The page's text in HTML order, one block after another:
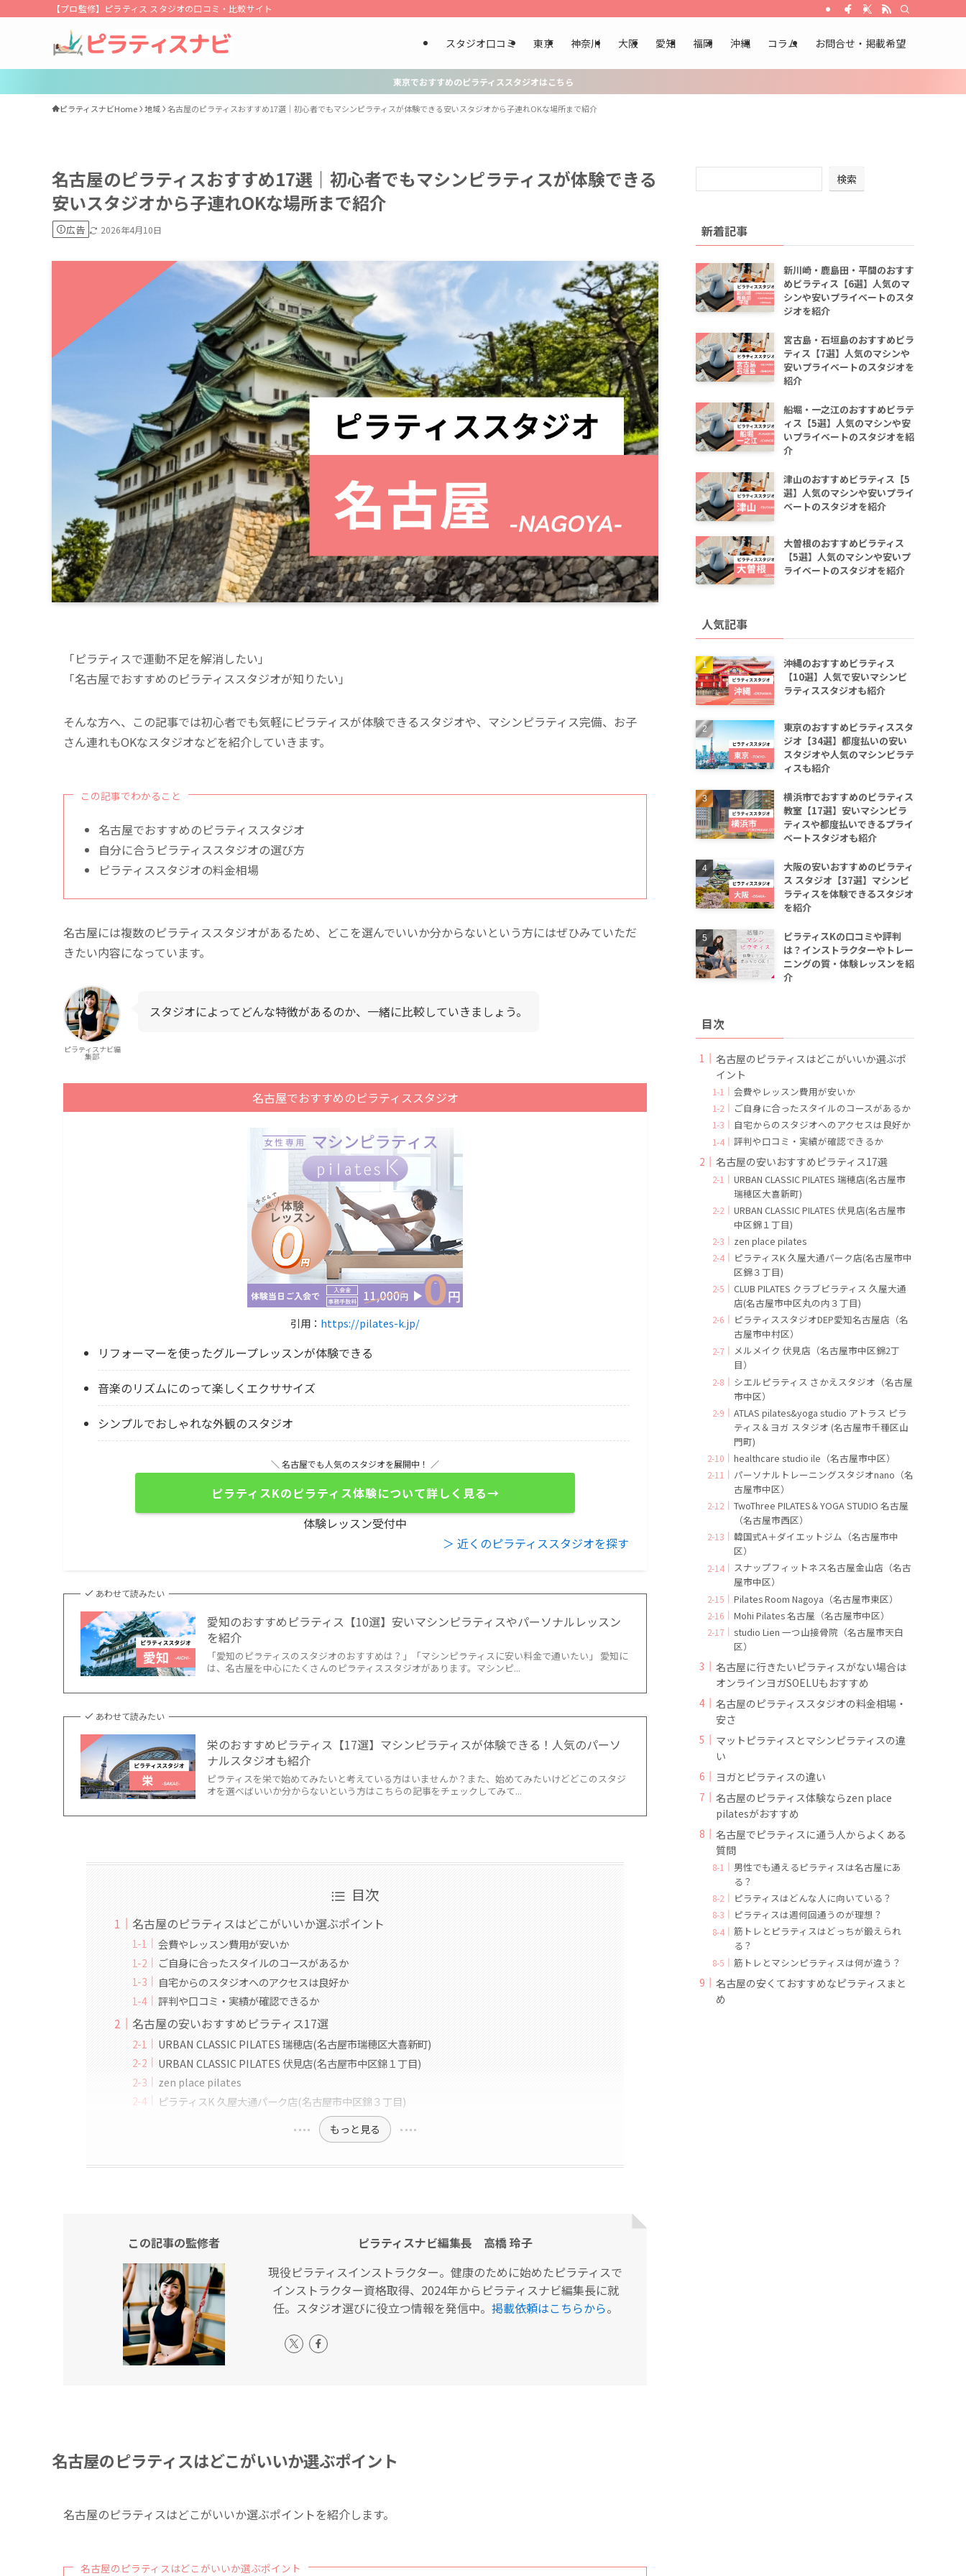
【プロ監修】ピラティス スタジオの口コミ・比較サイト
スタジオ口コミ 東京 神奈川 大阪 愛知 福岡 沖縄 コラム お問合せ・掲載希望
東京でおすすめのピラティススタジオはこちら
ピラティスナビHome 地域 名古屋のピラティスおすすめ17選｜初心者でもマシンピラティスが体験できる安いスタジオから子連れOKな場所まで紹介
名古屋のピラティスおすすめ17選｜初心者でもマシンピラティスが体験できる
安いスタジオから子連れOKな場所まで紹介
広告 2026年4月10日
「ピラティスで運動不足を解消したい」
「名古屋でおすすめのピラティススタジオが知りたい」
そんな方へ、この記事では初心者でも気軽にピラティスが体験できるスタジオや、マシンピラティス完備、お子
さん連れもOKなスタジオなどを紹介していきます。
この記事でわかること
名古屋でおすすめのピラティススタジオ
自分に合うピラティススタジオの選び方
ピラティススタジオの料金相場
名古屋には複数のピラティススタジオがあるため、どこを選んでいいか分からないという方にはぜひみていただ
きたい内容になっています。
ピラティスナビ編
集部
スタジオによってどんな特徴があるのか、一緒に比較していきましょう。
名古屋でおすすめのピラティススタジオ
引用： https://pilates-k.jp/
リフォーマーを使ったグループレッスンが体験できる
音楽のリズムにのって楽しくエクササイズ
シンプルでおしゃれな外観のスタジオ
＼ 名古屋でも人気のスタジオを展開中！ ／
ピラティスKのピラティス体験について詳しく見る→
体験レッスン受付中
＞ 近くのピラティススタジオを探す
あわせて読みたい
愛知のおすすめピラティス【10選】安いマシンピラティスやパーソナルレッスン
を紹介
「愛知のピラティスのスタジオのおすすめは？」「マシンピラティスに安い料金で通いたい」 愛知に
は、名古屋を中心にたくさんのピラティススタジオがあります。マシンピ...
あわせて読みたい
栄のおすすめピラティス【17選】マシンピラティスが体験できる！人気のパーソ
ナルスタジオも紹介
ピラティスを栄で始めてみたいと考えている方はいませんか？また、始めてみたいけどどこのスタジ
オを選べばいいか分からないという方はこちらの記事をチェックしてみて...
目次
名古屋のピラティスはどこがいいか選ぶポイント
会費やレッスン費用が安いか
ご自身に合ったスタイルのコースがあるか
自宅からのスタジオへのアクセスは良好か
評判や口コミ・実績が確認できるか
名古屋の安いおすすめピラティス17選
URBAN CLASSIC PILATES 瑞穂店(名古屋市瑞穂区大喜新町)
URBAN CLASSIC PILATES 伏見店(名古屋市中区錦１丁目)
zen place pilates
ピラティスK 久屋大通パーク店(名古屋市中区錦３丁目)
もっと見る
この記事の監修者
ピラティスナビ編集長 高橋 玲子
現役ピラティスインストラクター。健康のために始めたピラティスで
インストラクター資格取得、2024年からピラティスナビ編集長に就
任。スタジオ選びに役立つ情報を発信中。 掲載依頼はこちらから。
名古屋のピラティスはどこがいいか選ぶポイント
名古屋のピラティスはどこがいいか選ぶポイントを紹介します。
名古屋のピラティスはどこがいいか選ぶポイント
検索
新着記事
新川崎・鹿島田・平間のおすす
めピラティス【6選】人気のマ
シンや安いプライベートのスタ
ジオを紹介
宮古島・石垣島のおすすめピラ
ティス【7選】人気のマシンや
安いプライベートのスタジオを
紹介
船堀・一之江のおすすめピラテ
ィス【5選】人気のマシンや安
いプライベートのスタジオを紹
介
津山のおすすめピラティス【5
選】人気のマシンや安いプライ
ベートのスタジオを紹介
大曽根のおすすめピラティス
【5選】人気のマシンや安いプ
ライベートのスタジオを紹介
人気記事
沖縄のおすすめピラティス
【10選】人気で安いマシンピ
ラティススタジオも紹介
東京のおすすめピラティススタ
ジオ【34選】都度払いの安い
スタジオや人気のマシンピラテ
ィスも紹介
横浜市でおすすめのピラティス
教室【17選】安いマシンピラ
ティスや都度払いできるプライ
ベートスタジオも紹介
大阪の安いおすすめのピラティ
ス スタジオ【37選】マシンピ
ラティスを体験できるスタジオ
を紹介
ピラティスKの口コミや評判
は？インストラクターやトレー
ニングの質・体験レッスンを紹
介
目次
名古屋のピラティスはどこがいいか選ぶポ
イント
会費やレッスン費用が安いか
ご自身に合ったスタイルのコースがあるか
自宅からのスタジオへのアクセスは良好か
評判や口コミ・実績が確認できるか
名古屋の安いおすすめピラティス17選
URBAN CLASSIC PILATES 瑞穂店(名古屋市
瑞穂区大喜新町)
URBAN CLASSIC PILATES 伏見店(名古屋市
中区錦１丁目)
zen place pilates
ピラティスK 久屋大通パーク店(名古屋市中
区錦３丁目)
CLUB PILATES クラブピラティス 久屋大通
店(名古屋市中区丸の内３丁目)
ピラティススタジオDEP愛知名古屋店（名
古屋市中村区）
メルメイク 伏見店（名古屋市中区錦2丁
目）
シエルピラティス さかえスタジオ（名古屋
市中区）
ATLAS pilates&yoga studio アトラス ピラ
ティス＆ヨガ スタジオ (名古屋市千種区山
門町)
healthcare studio ile（名古屋市中区）
パーソナルトレーニングスタジオnano（名
古屋市中区）
TwoThree PILATES＆YOGA STUDIO 名古屋
（名古屋市西区）
韓国式A＋ダイエットジム（名古屋市中
区）
スナップフィットネス名古屋金山店（名古
屋市中区）
Pilates Room Nagoya（名古屋市東区）
Mohi Pilates 名古屋（名古屋市中区）
studio Lien 一つ山接骨院（名古屋市天白
区）
名古屋に行きたいピラティスがない場合は
オンラインヨガSOELUもおすすめ
名古屋のピラティススタジオの料金相場・
安さ
マットピラティスとマシンピラティスの違
い
ヨガとピラティスの違い
名古屋のピラティス体験ならzen place
pilatesがおすすめ
名古屋でピラティスに通う人からよくある
質問
男性でも通えるピラティスは名古屋にあ
る？
ピラティスはどんな人に向いている？
ピラティスは週何回通うのが理想？
筋トレとピラティスはどっちが鍛えられ
る？
筋トレとマシンピラティスは何が違う？
名古屋の安くておすすめなピラティスまと
め